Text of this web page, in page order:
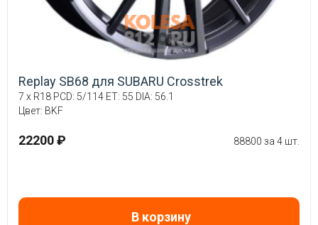
Replay SB68 для SUBARU Crosstrek
7 x R18 PCD: 5/114 ET: 55 DIA: 56.1
Цвет: BKF
22200 ₽ 88800 за 4 шт.
В корзину